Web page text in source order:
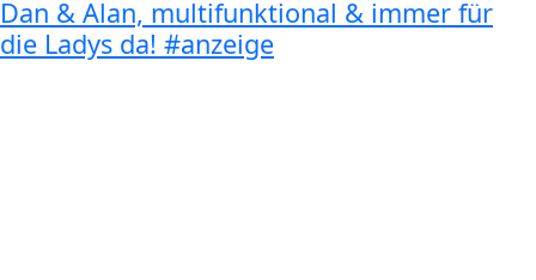
Dan & Alan, multifunktional & immer für
die Ladys da! #anzeige